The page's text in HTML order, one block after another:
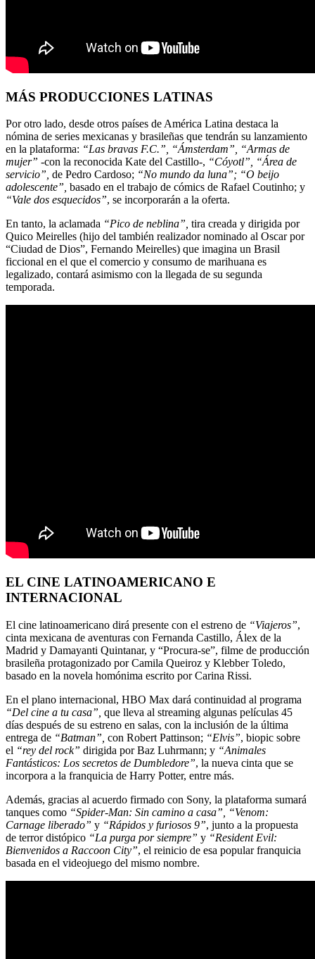
MÁS PRODUCCIONES LATINAS
Por otro lado, desde otros países de América Latina destaca la
nómina de series mexicanas y brasileñas que tendrán su lanzamiento
en la plataforma: “Las bravas F.C.”, “Ámsterdam”, “Armas de
mujer” -con la reconocida Kate del Castillo-, “Cóyotl”, “Área de
servicio”, de Pedro Cardoso; “No mundo da luna”; “O beijo
adolescente”, basado en el trabajo de cómics de Rafael Coutinho; y
“Vale dos esquecidos”, se incorporarán a la oferta.
En tanto, la aclamada “Pico de neblina”, tira creada y dirigida por
Quico Meirelles (hijo del también realizador nominado al Oscar por
“Ciudad de Dios”, Fernando Meirelles) que imagina un Brasil
ficcional en el que el comercio y consumo de marihuana es
legalizado, contará asimismo con la llegada de su segunda
temporada.
EL CINE LATINOAMERICANO E
INTERNACIONAL
El cine latinoamericano dirá presente con el estreno de “Viajeros”,
cinta mexicana de aventuras con Fernanda Castillo, Álex de la
Madrid y Damayanti Quintanar, y “Procura-se”, filme de producción
brasileña protagonizado por Camila Queiroz y Klebber Toledo,
basado en la novela homónima escrito por Carina Rissi.
En el plano internacional, HBO Max dará continuidad al programa
“Del cine a tu casa”, que lleva al streaming algunas películas 45
días después de su estreno en salas, con la inclusión de la última
entrega de “Batman”, con Robert Pattinson; “Elvis”, biopic sobre
el “rey del rock” dirigida por Baz Luhrmann; y “Animales
Fantásticos: Los secretos de Dumbledore”, la nueva cinta que se
incorpora a la franquicia de Harry Potter, entre más.
Además, gracias al acuerdo firmado con Sony, la plataforma sumará
tanques como “Spider-Man: Sin camino a casa”, “Venom:
Carnage liberado” y “Rápidos y furiosos 9”, junto a la propuesta
de terror distópico “La purga por siempre” y “Resident Evil:
Bienvenidos a Raccoon City”, el reinicio de esa popular franquicia
basada en el videojuego del mismo nombre.